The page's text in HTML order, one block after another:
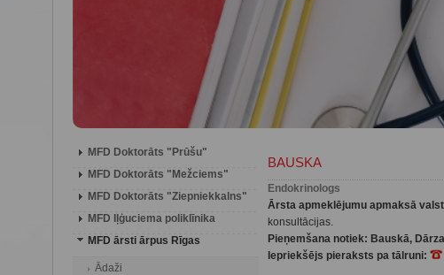
MFD Doktorāts "Prūšu"
MFD Doktorāts "Mežciems"
MFD Doktorāts "Ziepniekkalns"
MFD Iļģuciema poliklīnika
MFD ārsti ārpus Rīgas
Ādaži
BAUSKA
Endokrinologs
Ārsta apmeklējumu apmaksā
konsultācijas.
Pieņemšana notiek: Bauskā,
Iepriekšējs pieraksts pa tālruni: